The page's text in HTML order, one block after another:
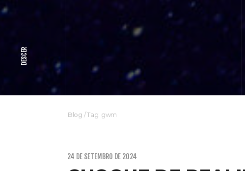
DESCER
Blog /Tag: gwm
24 DE SETEMBRO DE 2024